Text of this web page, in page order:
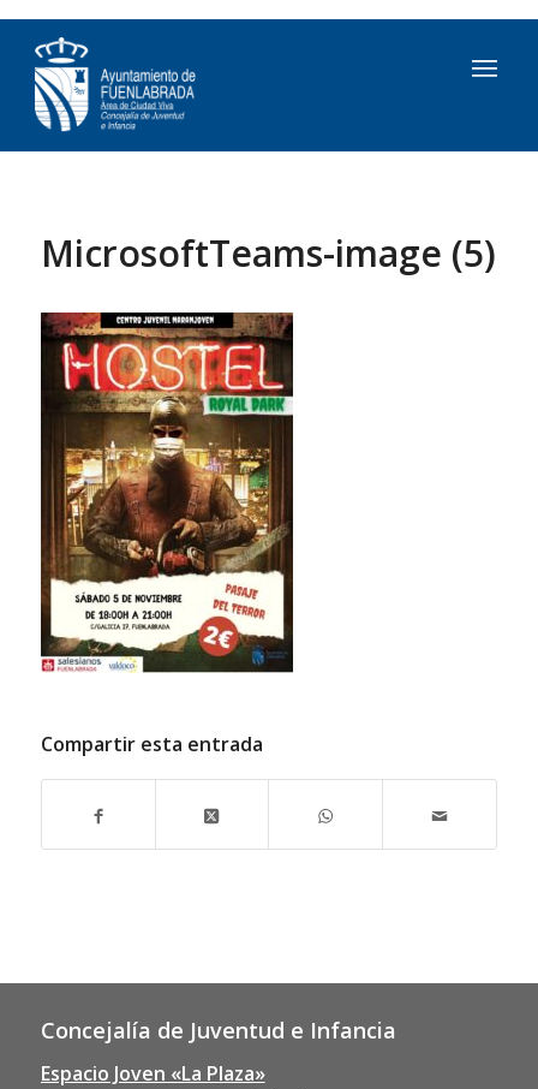
MicrosoftTeams-image (5)
Compartir esta entrada
Concejalía de Juventud e Infancia
Espacio Joven «La Plaza»